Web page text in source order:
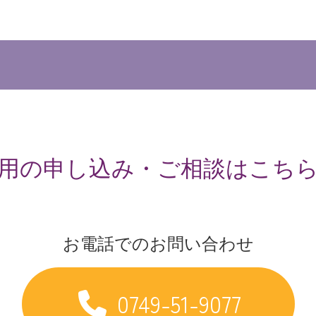
の申し込み・ご相談はこち
お電話でのお問い合わせ
0749-51-9077